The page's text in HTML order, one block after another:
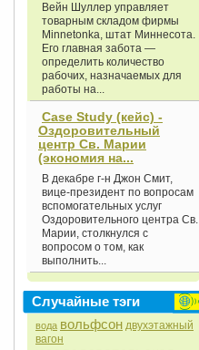
Вейн Шуллер управляет
товарным складом фирмы
Minnetonka, штат Миннесота.
Его главная забота —
определить количество
рабочих, назначаемых для
работы на...
Case Study (кейс) -
Оздоровительный
центр Св. Марии
(экономия на...
В декабре г-н Джон Смит,
вице-президент по вопросам
вспомогательных услуг
Оздоровительного центра Св.
Марии, столкнулся с
вопросом о том, как
выполнить...
Случайные тэги
вода вольфсон двухэтажный
вагон